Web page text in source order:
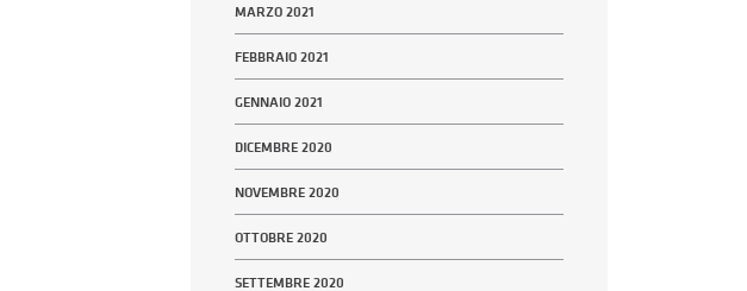
MARZO 2021
FEBBRAIO 2021
GENNAIO 2021
DICEMBRE 2020
NOVEMBRE 2020
OTTOBRE 2020
SETTEMBRE 2020